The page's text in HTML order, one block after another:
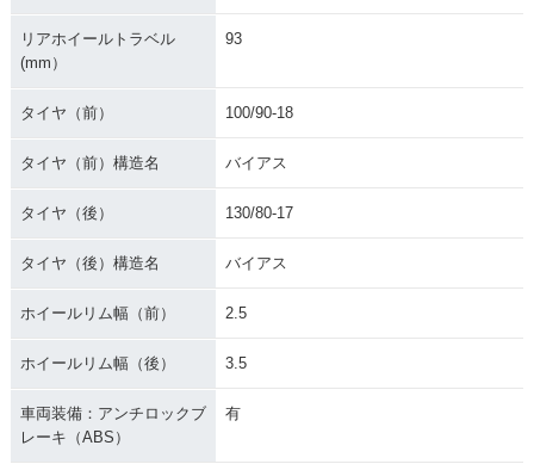
リアホイールトラベル
(mm）
93
タイヤ（前） 100/90-18
タイヤ（前）構造名 バイアス
タイヤ（後） 130/80-17
タイヤ（後）構造名 バイアス
ホイールリム幅（前） 2.5
ホイールリム幅（後） 3.5
車両装備：アンチロックブ
レーキ（ABS）
有